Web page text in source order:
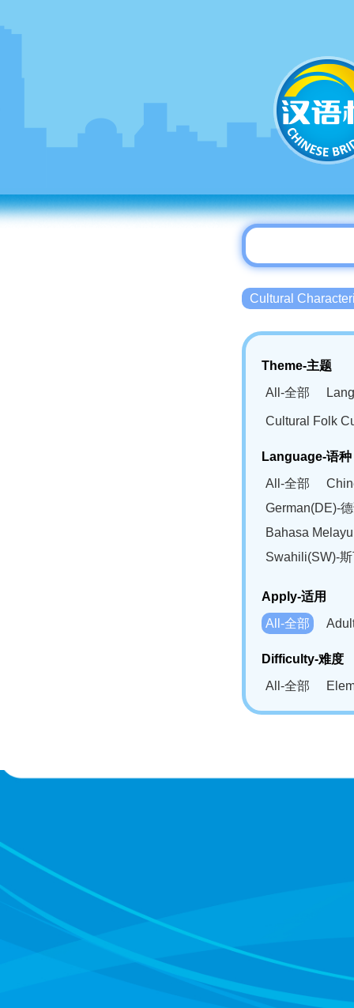
Cultural
Theme-主题
All-全部
Cultural Folk
Language-语种
All-全部
German(DE)-
Bahasa
Swahili(SW)-
Apply-适用
All-全部
Difficulty-难度
All-全部